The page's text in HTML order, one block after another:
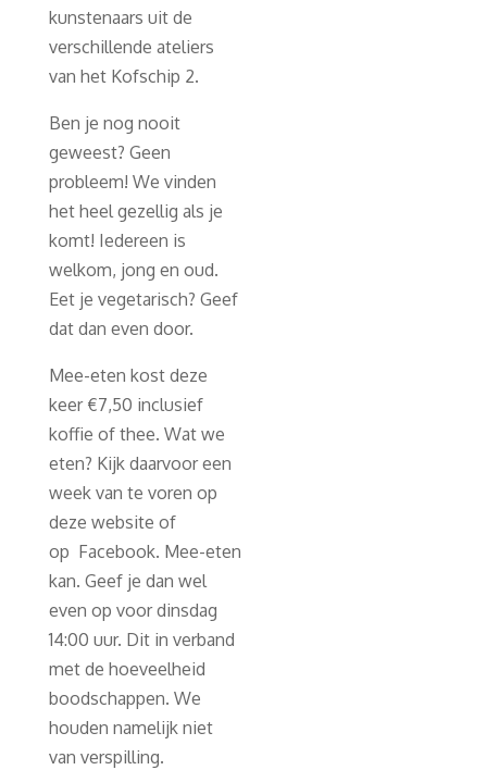
kunstenaars uit de
verschillende ateliers
van het Kofschip 2.
Ben je nog nooit
geweest? Geen
probleem! We vinden
het heel gezellig als je
komt! Iedereen is
welkom, jong en oud.
Eet je vegetarisch? Geef
dat dan even door.
Mee-eten kost deze
keer €7,50 inclusief
koffie of thee. Wat we
eten? Kijk daarvoor een
week van te voren op
deze website of
op Facebook. Mee-eten
kan. Geef je dan wel
even op voor dinsdag
14:00 uur. Dit in verband
met de hoeveelheid
boodschappen. We
houden namelijk niet
van verspilling.